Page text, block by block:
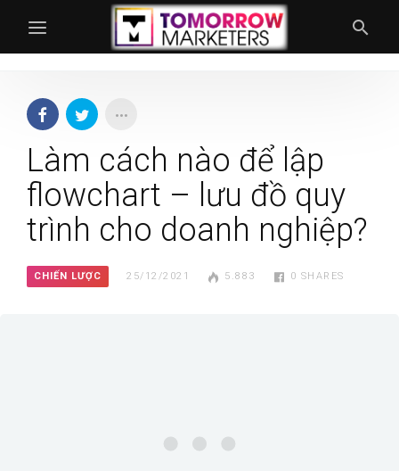
Làm cách nào để lập
flowchart – lưu đồ quy
trình cho doanh nghiệp?
CHIẾN LƯỢC 25/12/2021 5.883 0 SHARES